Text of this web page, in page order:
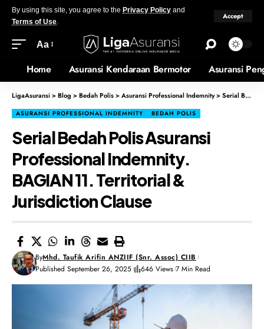
By using this site, you agree to the Privacy Policy and
Terms of Use.
Accept
Aa
Home Asuransi Kendaraan Bermotor Asuransi
LigaAsuransi>Blog >Bedah Polis>Asuransi Professional Indemnity>Serial Bedah Polis Asuransi Professional Indemnity. BAGIAN 11. Territorial & Jurisdiction Clause
ASURANSI PROFESSIONAL INDEMNITY BEDAH POLIS
Serial Bedah Polis Asuransi
Professional Indemnity.
BAGIAN 11. Territorial &
Jurisdiction Clause
ByMhd. Taufik Arifin ANZIIF (Snr. Assoc) CIIB
Published September 26, 2025
646 Views 7 Min Read